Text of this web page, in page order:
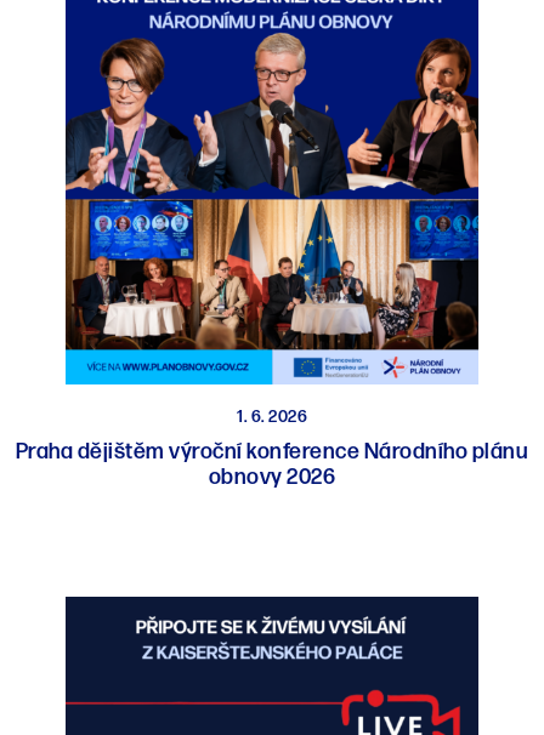
1. 6. 2026
Praha dějištěm výroční konference Národního plánu
obnovy 2026